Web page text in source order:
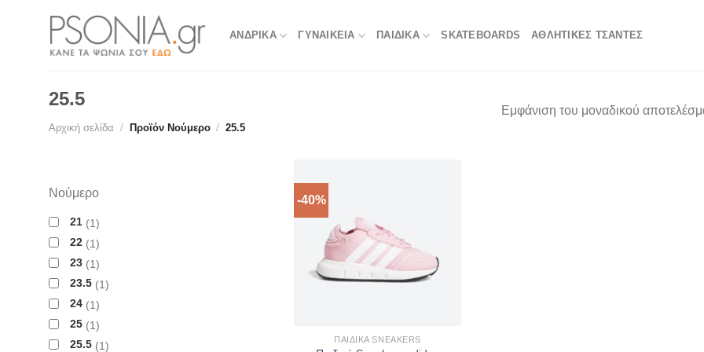
ΑΝΔΡΙΚΑ ΓΥΝΑΙΚΕΙΑ ΠΑΙΔΙΚΑ SKATEBOARDS ΑΘΛΗΤΙΚΈΣ ΤΣΆΝΤΕΣ
25.5
Αρχική σελίδα / Προϊόν Νούμερο / 25.5
Εμφάνιση του μοναδικού
Νούμερο
21
1
22
1
23
1
23.5
1
24
1
25
1
25.5
1
-40%
ΠΑΙΔΙΚΆ SNEAKERS